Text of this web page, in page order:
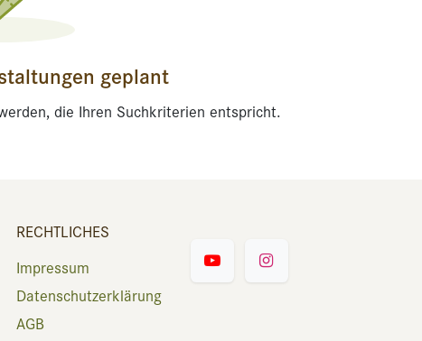
geplant
die Ihren Suchkriterien entspricht.
RECHTLICHES
Impressum
Datenschutzerklärung
AGB